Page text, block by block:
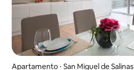
Apartamento ⋅ San Miguel de Salinas